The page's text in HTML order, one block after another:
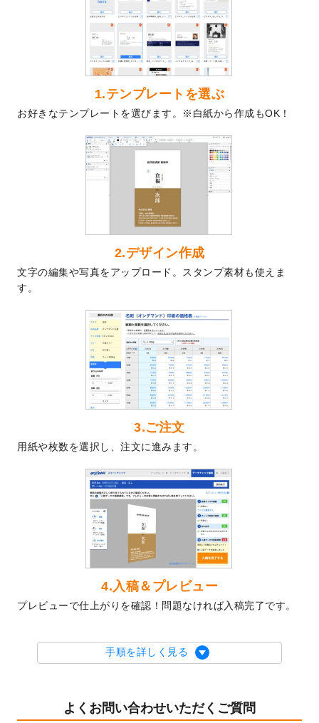
を公開いたしました。
喪中はがきのデザインテンプレート
いたしました。
2025年版1月始まりのカレンダーデザイン
テンプレート
を公開いたしました。
なりました！
プラスチックカードのデザインテンプレー
トを追加しました。
回数券のデザインテンプレート
した。
暑中見舞いのデザインテンプレート
しました。
メッセージカードのデザインテンプレート
を追加しました。
2024/6/14
エコノミータイプののぼりが作成できるよ
うになりました！
【新商品】のぼり
が作成できるようになり
ました！
DMのデザインテンプレートを追加しまし
た。
【新商品】ステッカー
なりました！
2024年版4月始まりのカレンダーデザイン
テンプレートを公開いたしました。
2024年辰年の年賀ポスターデザインテンプ
レート
を公開いたしました。
箔押し年賀状のデザインテンプレート
開いたしました。
クリアファイル、封筒、うちわにてオリジ
ナルデザインで作成できるようになりまし
た！
を公開いたしました。
2023/9/1
2024年版1月始まりのカレンダーデザイン
オリジナルサイズ、変型サイズで作成でき
るようになりました！
1.テンプレートを選ぶ
お好きなテンプレートを選びます。※白紙から作成もOK！
2.デザイン作成
文字の編集や写真をアップロード。スタンプ素材も使えま
す。
3.ご注文
用紙や枚数を選択し、注文に進みます。
4.入稿＆プレビュー
プレビューで仕上がりを確認！問題なければ入稿完了です。
手順を詳しく見る
よくお問い合わせいただくご質問